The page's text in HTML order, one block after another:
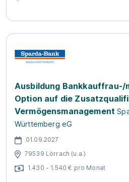
Ausbildung Bankkauffrau-/
Option auf die
Vermögensmanagement
Württemberg eG
01.09.2027
79539 Lörrach (u.a.)
1.430 - 1.540 € pro Monat